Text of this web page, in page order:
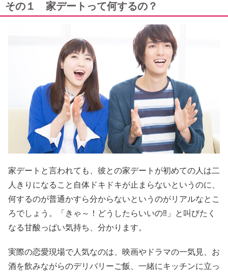
その１ 家デートって何するの？
家デートと言われても、彼との家デートが初めての人は二
人きりになること自体ドキドキが止まらないというのに、
何するのが普通かすら分からないというのがリアルなとこ
ろでしょう。「きゃ～！どうしたらいいの‼」と叫びたく
なる甘酸っぱい気持ち、分かります。
実際の恋愛現場で人気なのは、映画やドラマの一気見、お
酒を飲みながらのデリバリーご飯、一緒にキッチンに立っ